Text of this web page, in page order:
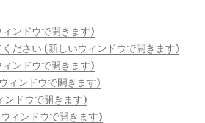
ンドウで開きます)
ださい (新しいウィンドウで開きます)
ンドウで開きます)
ィンドウで開きます)
ンドウで開きます)
ィンドウで開きます)